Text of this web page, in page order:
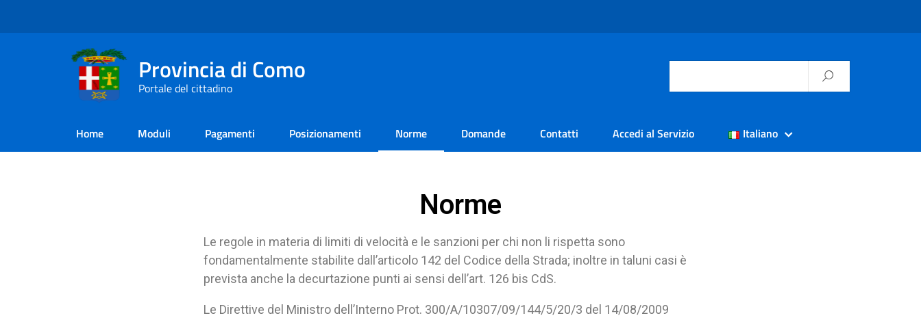
Provincia di Como
Portale del cittadino
Home Moduli Pagamenti Posizionamenti Norme Domande Contatti Accedi al Servizio Italiano
Norme
Le regole in materia di limiti di velocità e le sanzioni per chi non li rispetta sono
fondamentalmente stabilite dall’articolo 142 del Codice della Strada; inoltre in taluni casi è
prevista anche la decurtazione punti ai sensi dell’art. 126 bis CdS.
Le Direttive del Ministro dell’Interno Prot. 300/A/10307/09/144/5/20/3 del 14/08/2009